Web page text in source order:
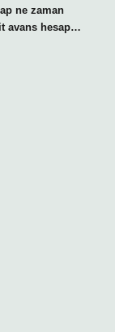
ne zaman
avans hesap…